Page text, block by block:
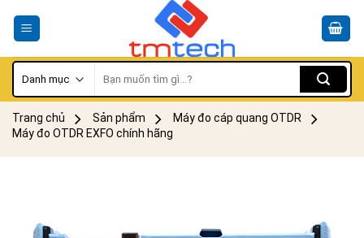
kiếm:
Trang chủ Sản phẩm
Máy đo cáp quang OTDR
Máy đo OTDR EXFO chính hãng